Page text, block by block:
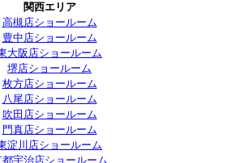
関西エリア
高槻店ショールーム
豊中店ショールーム
大阪店ショールーム
堺店ショールーム
枚方店ショールーム
八尾店ショールーム
吹田店ショールーム
門真店ショールーム
淀川店ショールーム
都宇治店ショールーム